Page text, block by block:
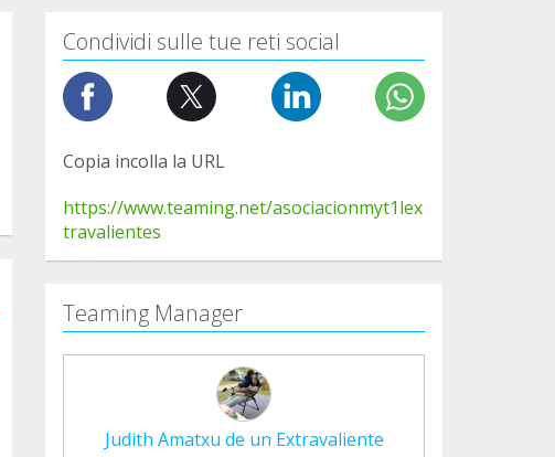
Condividi sulle tue reti social
Copia incolla la URL
https://www.teaming.net/asociacionmyt1lex
travalientes
Teaming Manager
Judith Amatxu de un Extravaliente